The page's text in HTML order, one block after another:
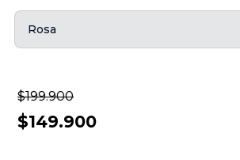
Rosa
$199.900
$149.900